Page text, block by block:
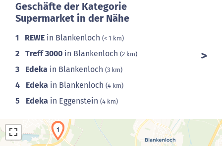
Geschäfte der Kategorie
Supermarket in der Nähe
1 REWE in Blankenloch (< 1 km)
2 Treff 3000 in Blankenloch (2 km)
3 Edeka in Blankenloch (3 km)
4 Edeka in Blankenloch (4 km)
5 Edeka in Eggenstein (4 km)
1